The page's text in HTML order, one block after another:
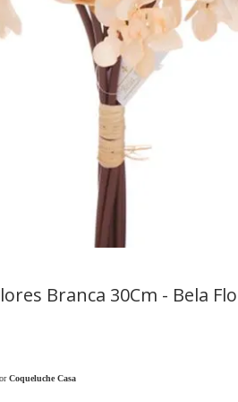
Branca 30Cm - Bela
Coqueluche Casa